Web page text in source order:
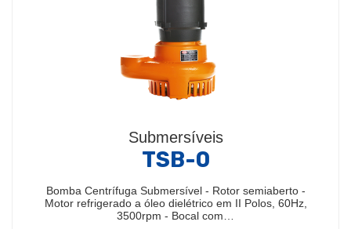
Submersíveis
TSB-0
Bomba Centrífuga Submersível - Rotor semiaberto -
Motor refrigerado a óleo dielétrico em II Polos, 60Hz,
3500rpm - Bocal com…